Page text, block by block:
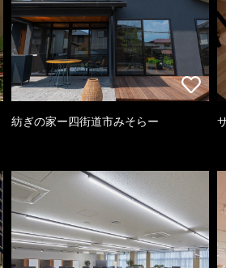
紡ぎの家ー四街道市みそらー